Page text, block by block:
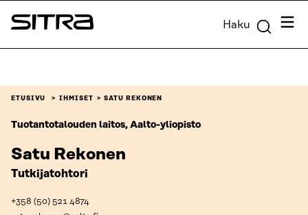
Siirry
suoraan
Sitra Haku
ETUSIVU IHMISET SATU REKONEN
Tuotantotalouden laitos, Aalto-yliopisto
Satu Rekonen
Tutkijatohtori
+358 (50) 521 4874